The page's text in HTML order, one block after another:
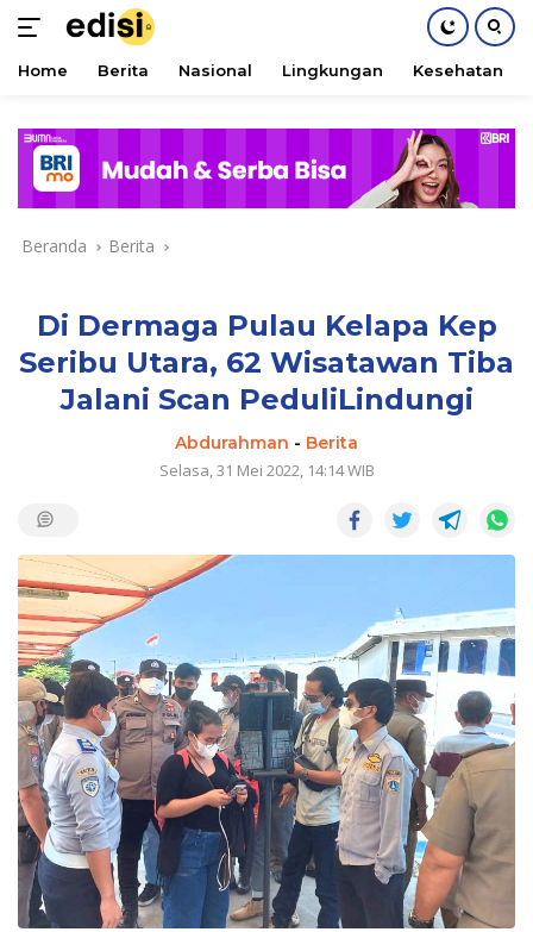
konten
Home Berita Nasional Lingkungan Kesehatan
Beranda Berita
Di Dermaga Pulau Kelapa Kep
Seribu Utara, 62 Wisatawan Tiba
Jalani Scan PeduliLindungi
Abdurahman - Berita
Selasa, 31 Mei 2022, 14:14 WIB